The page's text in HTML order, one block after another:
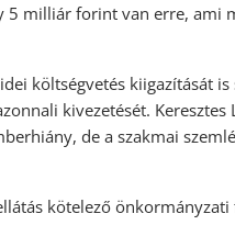
5 milliár forint van erre, ami
költségvetés kiigazítását
kivezetését.
de a szakmai
kötelező